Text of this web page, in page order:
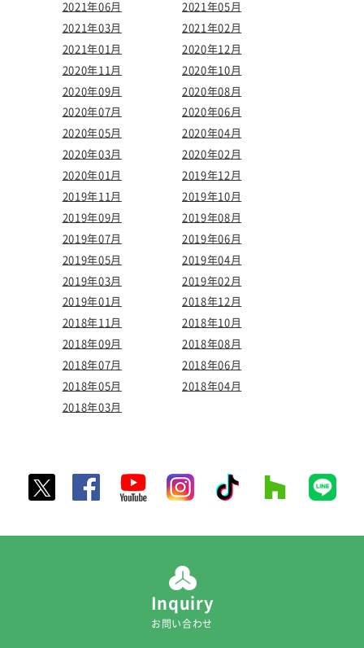
2021年06月
2021年05月
2021年03月
2021年02月
2021年01月
2020年12月
2020年11月
2020年10月
2020年09月
2020年08月
2020年07月
2020年06月
2020年05月
2020年04月
2020年03月
2020年02月
2020年01月
2019年12月
2019年11月
2019年10月
2019年09月
2019年08月
2019年07月
2019年06月
2019年05月
2019年04月
2019年03月
2019年02月
2019年01月
2018年12月
2018年11月
2018年10月
2018年09月
2018年08月
2018年07月
2018年06月
2018年05月
2018年04月
2018年03月
Inquiry
お問い合わせ